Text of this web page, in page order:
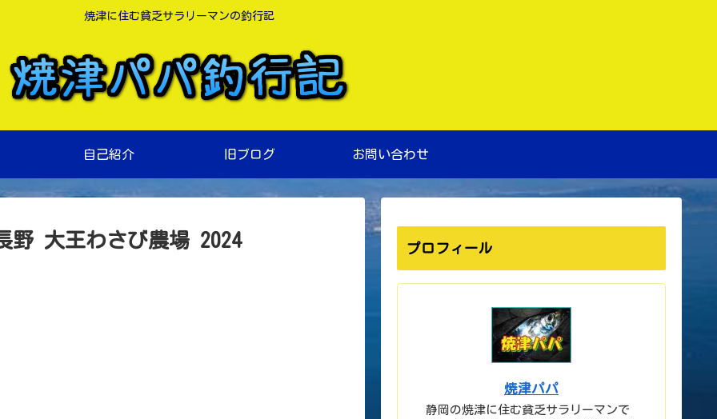
焼津に住む貧乏サラリーマンの釣行記
自己紹介 旧ブログ お問い合わせ
野 大王わさび農場 2024 プロフィール
焼津パパ
静岡の焼津に住む貧乏サラリーマンで